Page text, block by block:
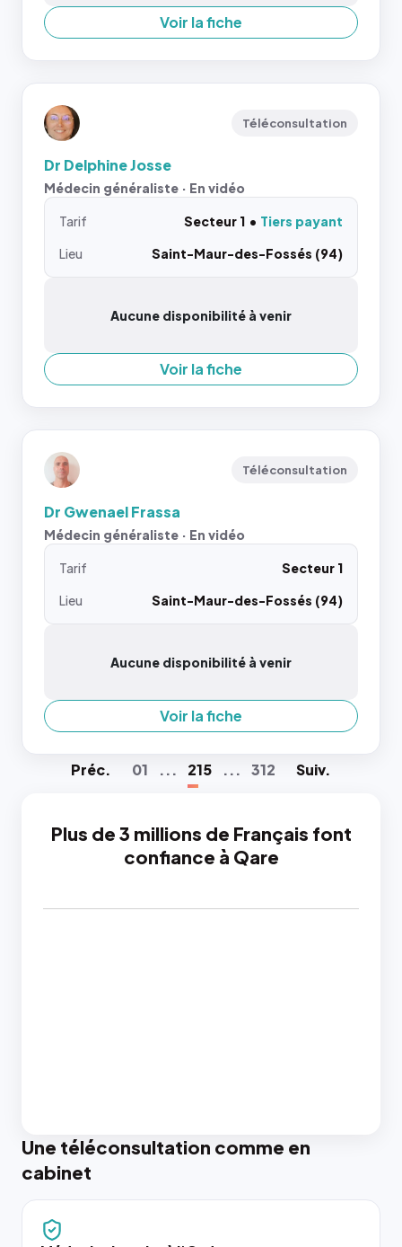
Voir la fiche
Téléconsultation
Dr Delphine Josse
Médecin généraliste · En vidéo
Tarif Secteur 1
Tiers payant
Lieu
Saint-Maur-des-Fossés (94)
Aucune disponibilité à venir
Voir la fiche
Téléconsultation
Dr Gwenael Frassa
Médecin généraliste · En vidéo
Tarif
Secteur 1
Lieu
Saint-Maur-des-Fossés (94)
Aucune disponibilité à venir
Voir la fiche
Préc. 01 ... 215 ... 312 Suiv.
Plus de 3 millions de Français font
confiance à Qare
Une téléconsultation comme en
cabinet